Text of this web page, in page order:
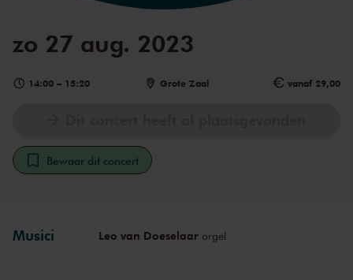
zo 27 aug. 2023
14:00 – 15:20 Grote Zaal vanaf 29,00
Bewaar dit concert
Musici Leo van Doeselaarorgel